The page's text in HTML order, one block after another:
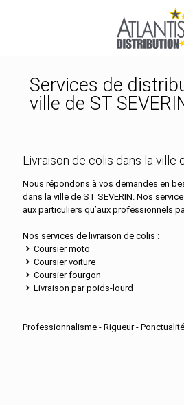
Services de
ville de ST
Livraison de colis dans la ville
Nous répondons à vos demandes en
dans la ville de ST SEVERIN. Nos
aux particuliers qu’aux professionnels
Nos services de livraison de colis :
Coursier moto
Coursier voiture
Coursier fourgon
Livraison par poids-lourd
Professionnalisme - Rigueur - Ponctualité